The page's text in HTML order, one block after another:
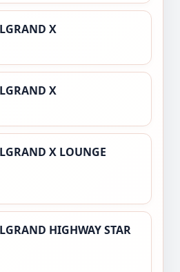
X
X
X LOUNGE
HIGHWAY STAR